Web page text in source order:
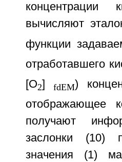
концентрации
вычисляют
функции
отработавшего
[О2] fdEM)
отображающее
получают
заслонки (10)
значения (1)